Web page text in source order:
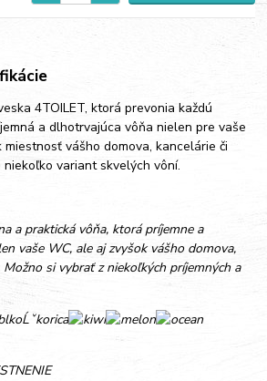
4TOILET, ktorá prevonia každú
a dlhotrvajúca vôňa nielen pre vaše
vášho domova, kancelárie či
variant skvelých vôní.
a praktická vôňa, ktorá príjemne a
vaše WC, ale aj zvyšok vášho domova,
Možno si vybrať z niekoľkých príjemných a